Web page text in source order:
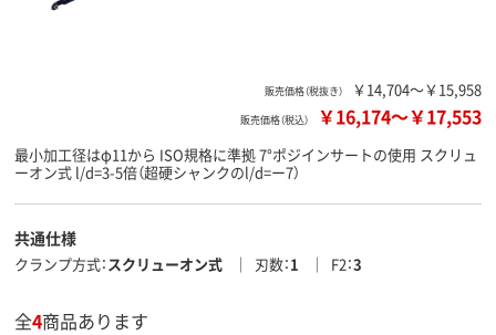
販売価格（税抜き） ￥14,704～￥15,958
販売価格（税込） ￥16,174～￥17,553
最小加工径はφ11から ISO規格に準拠 7°ポジインサートの使用 スクリュ
ーオン式 l/d=3-5倍（超硬シャンクのl/d=ー7）
共通仕様
クランプ方式 スクリューオン式 刃数 1 F2 3
全4商品あります